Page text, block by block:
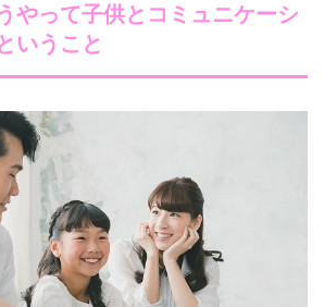
やって子供とコミュニケーシ
いうこと